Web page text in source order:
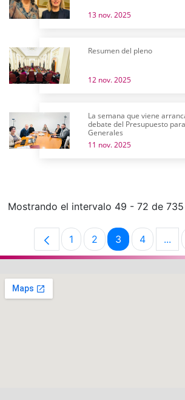
13 nov. 2025
Resumen del pleno
12 nov. 2025
La semana que viene
debate del Presupuesto
Generales
11 nov. 2025
Mostrando el intervalo 49 - 72 de
Página
1 Página
2 Página
3 Página
4 ...